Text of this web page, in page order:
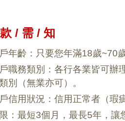
/ 需 / 知
年齡：只要您年滿18歲~70
職務類別：各行各業皆可辦
別（無業亦可）。
信用狀況：信用正常者（瑕
：最短3個月，最長5年，讓